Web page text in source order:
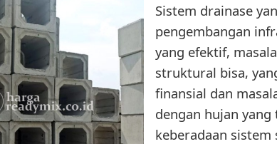
Sistem drainase
pengembangan
yang efektif,
struktural bisa,
finansial dan
dengan hujan
keberadaan